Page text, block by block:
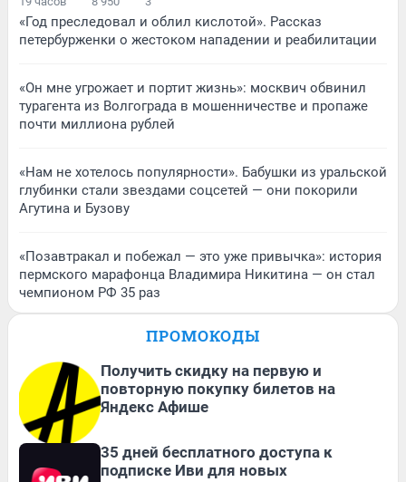
«Год преследовал и облил кислотой». Рассказ
петербурженки о жестоком нападении и реабилитации
«Он мне угрожает и портит жизнь»: москвич обвинил
турагента из Волгограда в мошенничестве и пропаже
почти миллиона рублей
«Нам не хотелось популярности». Бабушки из уральской
глубинки стали звездами соцсетей — они покорили
Агутина и Бузову
«Позавтракал и побежал — это уже привычка»: история
пермского марафонца Владимира Никитина — он стал
чемпионом РФ 35 раз
ПРОМОКОДЫ
Получить скидку на первую и
повторную покупку билетов на
Яндекс Афише
35 дней бесплатного доступа к
подписке Иви для новых